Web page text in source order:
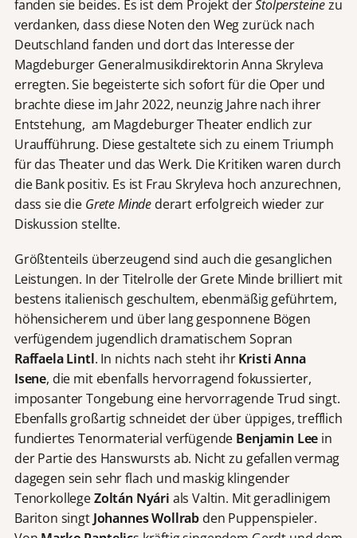
fanden sie beides. Es ist dem Projekt derStolpersteinezu
verdanken, dass diese Noten den Weg zurück nach
Deutschland fanden und dort das Interesse der
Magdeburger Generalmusikdirektorin Anna Skryleva
erregten. Sie begeisterte sich sofort für die Oper und
brachte diese im Jahr 2022, neunzig Jahre nach ihrer
Entstehung, am Magdeburger Theater endlich zur
Uraufführung. Diese gestaltete sich zu einem Triumph
für das Theater und das Werk. Die Kritiken waren durch
die Bank positiv. Es ist Frau Skryleva hoch anzurechnen,
dass sie die Grete Minde derart erfolgreich wieder zur
Diskussion stellte.
Größtenteils überzeugend sind auch die gesanglichen
Leistungen. In der Titelrolle der Grete Minde brilliert mit
bestens italienisch geschultem, ebenmäßig geführtem,
höhensicherem und über lang gesponnene Bögen
verfügendem jugendlich dramatischem Sopran
Raffaela Lintl. In nichts nach steht ihrKristi Anna
Isene, die mit ebenfalls hervorragend fokussierter,
imposanter Tongebung eine hervorragende Trud singt.
Ebenfalls großartig schneidet der über üppiges, trefflich
fundiertes Tenormaterial verfügende Benjamin Lee in
der Partie des Hanswursts ab. Nicht zu gefallen vermag
dagegen sein sehr flach und maskig klingender
TenorkollegeZoltán Nyári als Valtin. Mit geradlinigem
Bariton singt Johannes Wollrab den Puppenspieler.